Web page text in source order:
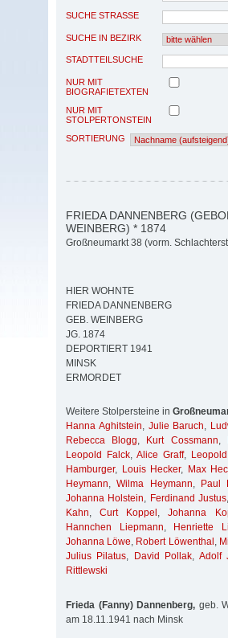
SUCHE STRASSE
SUCHE IN BEZIRK
STADTTEILSUCHE
NUR MIT
BIOGRAFIETEXTEN
NUR MIT
STOLPERTONSTEIN
SORTIERUNG
FRIEDA DANNENBERG
WEINBERG) * 1874
Großneumarkt 38 (vorm.
HIER WOHNTE
FRIEDA DANNENBERG
GEB. WEINBERG
JG. 1874
DEPORTIERT 1941
MINSK
ERMORDET
Weitere Stolpersteine in
Hanna Aghitstein, Julie Baruch,
Rebecca Blogg, Kurt Cossmann,
Leopold Falck,Alice Graff,
Hamburger, Louis Hecker, Max
Heymann,Wilma Heymann, Paul
Johanna Holstein, Ferdinand Justus,
Kahn,Curt Koppel ,Johanna
Hannchen Liepmann, Henriette
Johanna Löwe, Robert Löwenthal ,
Julius Pilatus, David Pollak, Adolf
Rittlewski
Frieda (Fanny) Dannenberg, geb.
am 18.11.1941 nach Minsk